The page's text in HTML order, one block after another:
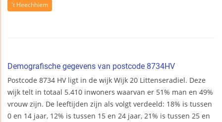
't Heechhiem
Demografische gegevens van postcode 8734HV
Postcode 8734 HV ligt in de wijk Wijk 20 Littenseradiel. Deze
wijk telt in totaal 5.410 inwoners waarvan er 51% man en 49%
vrouw zijn. De leeftijden zijn als volgt verdeeld: 18% is tussen
0 en 14 jaar, 12% is tussen 15 en 24 jaar, 21% is tussen 25 en